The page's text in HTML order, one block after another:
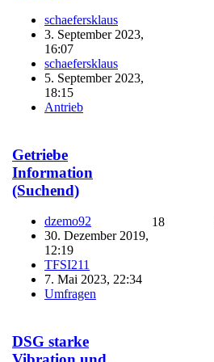
schaefersklaus
3. September 2023,
16:07
schaefersklaus
5. September 2023,
18:15
Antrieb
Getriebe
Information
(Suchend)
dzemo92
30. Dezember 2019,
12:19
TFSI211
7. Mai 2023, 22:34
Umfragen
18
DSG starke